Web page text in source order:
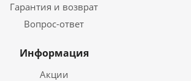
Гарантия и возврат
Вопрос-ответ
Информация
Акции